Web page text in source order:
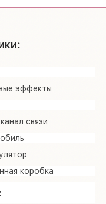
эффекты
связи
коробка